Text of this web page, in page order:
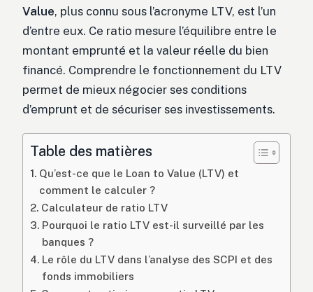
Value, plus connu sous l’acronyme LTV, est l’un
d’entre eux. Ce ratio mesure l’équilibre entre le
montant emprunté et la valeur réelle du bien
financé. Comprendre le fonctionnement du LTV
permet de mieux négocier ses conditions
d’emprunt et de sécuriser ses investissements.
Table des matières
Qu’est-ce que le Loan to Value (LTV) et
comment le calculer ?
Calculateur de ratio LTV
Pourquoi le ratio LTV est-il surveillé par les
banques ?
Le rôle du LTV dans l’analyse des SCPI et des
fonds immobiliers